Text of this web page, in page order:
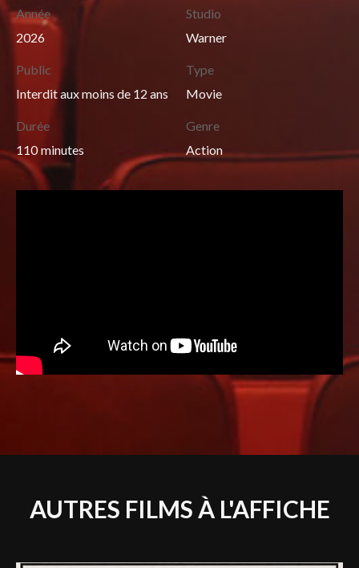
Année
2026
Public
Interdit aux moins de 12 ans
Durée
110 minutes
Studio
Warner
Type
Movie
Genre
Action
AUTRES FILMS À L'AFFICHE